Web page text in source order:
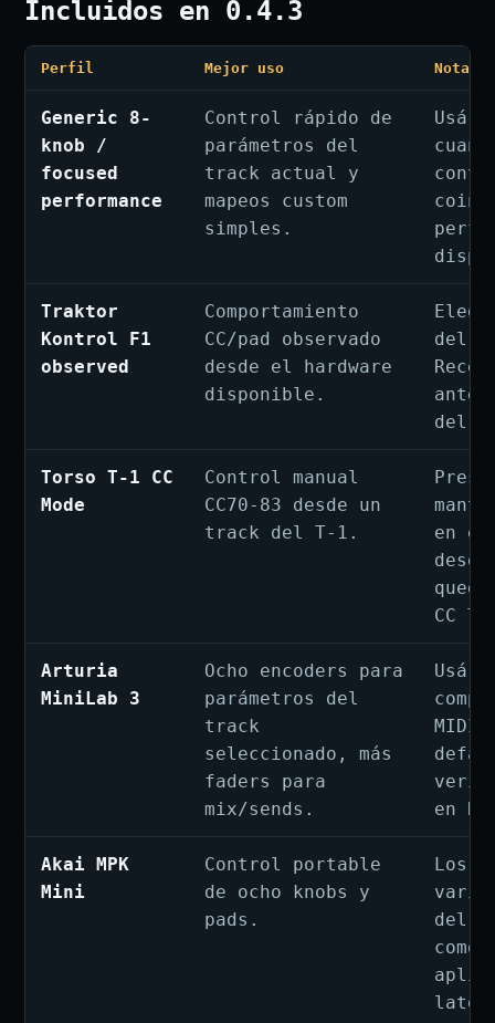
Incluidos en 0.4.3
Perfil Mejor uso Nota
Generic 8-
knob /
focused
performance
Control rápido de
parámetros del
track actual y
mapeos custom
simples.
Usá
Traktor
Kontrol F1
observed
Comportamiento
CC/pad observado
desde el hardware
disponible.
del
antes
del
Torso T-1 CC
Mode
Control manual
CC70-83 desde un
track del T-1.
en
CC
Arturia
MiniLab 3
Ocho encoders para
parámetros del
track
seleccionado, más
faders para
mix/sends.
Usá
MIDI
en
Akai MPK
Mini
Control portable
de ocho knobs y
pads.
Los
del
como